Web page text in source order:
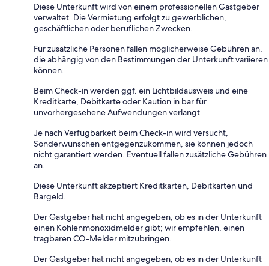
Diese Unterkunft wird von einem professionellen Gastgeber
verwaltet. Die Vermietung erfolgt zu gewerblichen,
geschäftlichen oder beruflichen Zwecken.
Für zusätzliche Personen fallen möglicherweise Gebühren an,
die abhängig von den Bestimmungen der Unterkunft variieren
können.
Beim Check-in werden ggf. ein Lichtbildausweis und eine
Kreditkarte, Debitkarte oder Kaution in bar für
unvorhergesehene Aufwendungen verlangt.
Je nach Verfügbarkeit beim Check-in wird versucht,
Sonderwünschen entgegenzukommen, sie können jedoch
nicht garantiert werden. Eventuell fallen zusätzliche Gebühren
an.
Diese Unterkunft akzeptiert Kreditkarten, Debitkarten und
Bargeld.
Der Gastgeber hat nicht angegeben, ob es in der Unterkunft
einen Kohlenmonoxidmelder gibt; wir empfehlen, einen
tragbaren CO-Melder mitzubringen.
Der Gastgeber hat nicht angegeben, ob es in der Unterkunft